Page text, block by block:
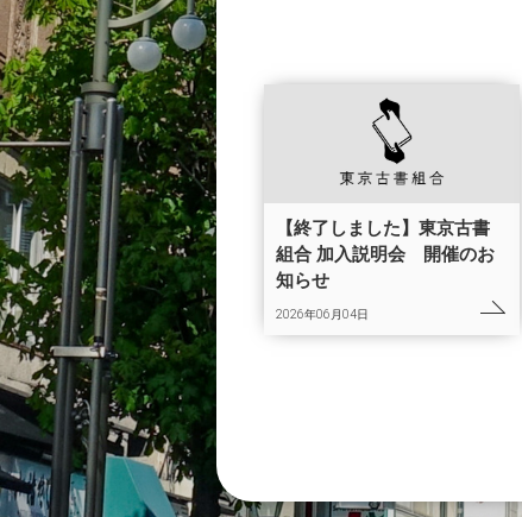
【終了しました】東京古書
組合 加入説明会 開催のお
知らせ
2026年06月04日